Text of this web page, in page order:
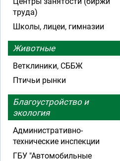
труда)
Школы, лицеи, гимназии
Животные
Ветклиники, СББЖ
Птичьи рынки
Благоустройство и
экология
Административно-
технические инспекции
ГБУ "Автомобильные